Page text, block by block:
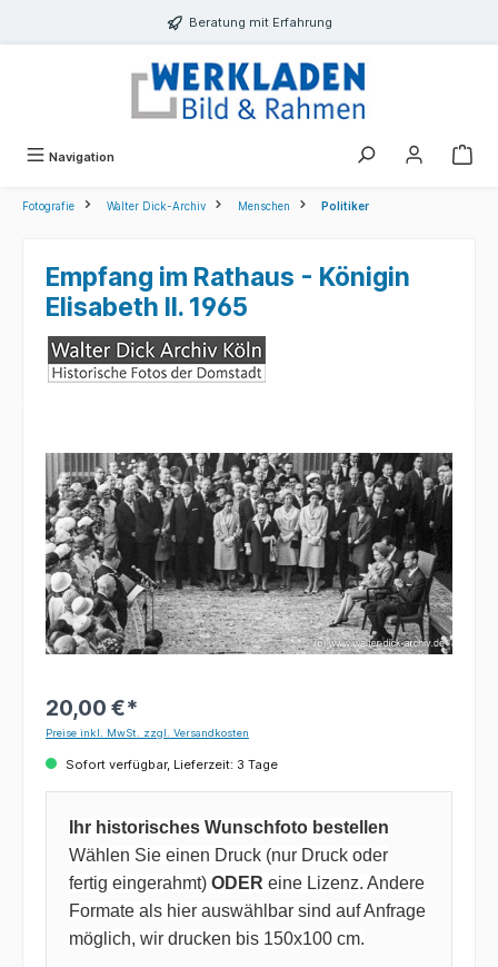
Beratung mit Erfahrung
Navigation
Fotografie Walter Dick-Archiv Menschen Politiker
Empfang im Rathaus - Königin
Elisabeth II. 1965
20,00 €*
Preise inkl. MwSt. zzgl. Versandkosten
Sofort verfügbar, Lieferzeit: 3 Tage
Ihr historisches Wunschfoto bestellen
Wählen Sie einen Druck (nur Druck oder
fertig eingerahmt) ODER eine Lizenz. Andere
Formate als hier auswählbar sind auf Anfrage
möglich, wir drucken bis 150x100 cm.